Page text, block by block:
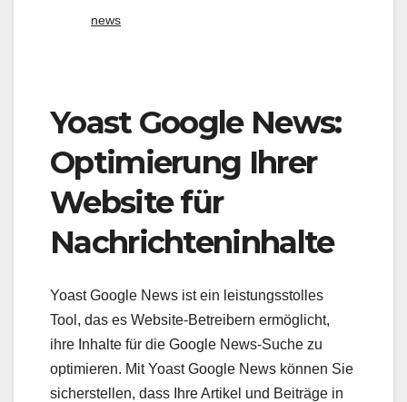
news
Yoast Google News:
Optimierung Ihrer
Website für
Nachrichteninhalte
Yoast Google News ist ein leistungsstolles
Tool, das es Website-Betreibern ermöglicht,
ihre Inhalte für die Google News-Suche zu
optimieren. Mit Yoast Google News können Sie
sicherstellen, dass Ihre Artikel und Beiträge in